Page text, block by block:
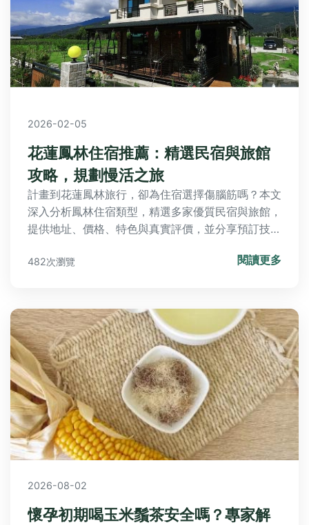
2026-02-05
花蓮鳳林住宿推薦：精選民宿與旅館
攻略，規劃慢活之旅
計畫到花蓮鳳林旅行，卻為住宿選擇傷腦筋嗎？本文
深入分析鳳林住宿類型，精選多家優質民宿與旅館，
提供地址、價格、特色與真實評價，並分享預訂技巧
482次瀏覽 閱讀更多
2026-08-02
懷孕初期喝玉米鬚茶安全嗎？專家解